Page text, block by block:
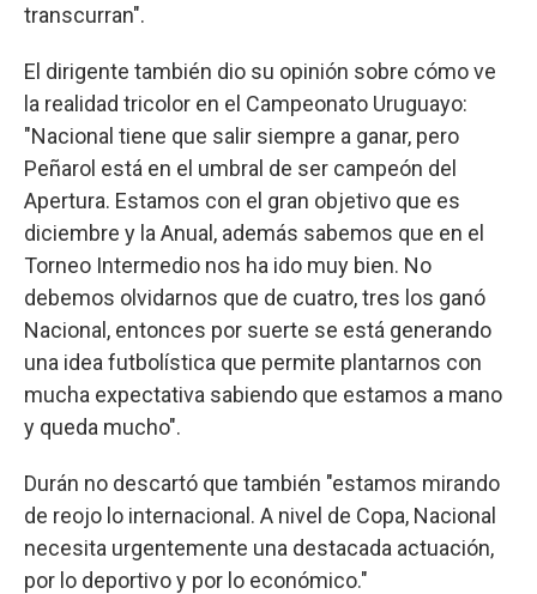
transcurran".
El dirigente también dio su opinión sobre cómo ve
la realidad tricolor en el Campeonato Uruguayo:
"Nacional tiene que salir siempre a ganar, pero
Peñarol está en el umbral de ser campeón del
Apertura. Estamos con el gran objetivo que es
diciembre y la Anual, además sabemos que en el
Torneo Intermedio nos ha ido muy bien. No
debemos olvidarnos que de cuatro, tres los ganó
Nacional, entonces por suerte se está generando
una idea futbolística que permite plantarnos con
mucha expectativa sabiendo que estamos a mano
y queda mucho".
Durán no descartó que también "estamos mirando
de reojo lo internacional. A nivel de Copa, Nacional
necesita urgentemente una destacada actuación,
por lo deportivo y por lo económico."